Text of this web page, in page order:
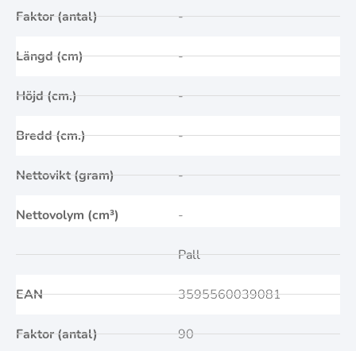
Faktor (antal)
Längd (cm)
Höjd (cm.)
Bredd (cm.)
Nettovikt (gram)
Nettovolym (cm³)
-
-
-
-
-
-
EAN
Faktor (antal)
Pall
3595560039081
90